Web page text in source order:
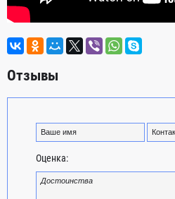
Отзывы
Оценка: